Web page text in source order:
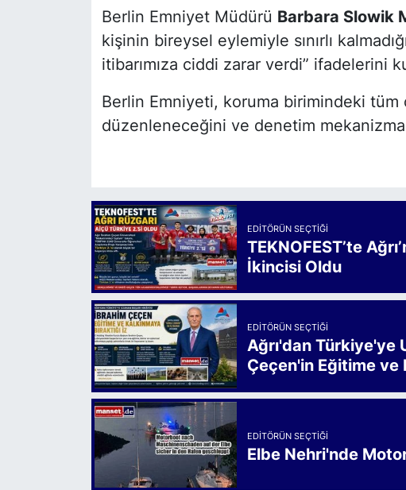
Berlin Emniyet Müdürü Barbara Slowik
kişinin bireysel eylemiyle sınırlı
itibarımıza ciddi zarar verdi” ifadelerini
Berlin Emniyeti, koruma birimindeki tüm
düzenleneceğini ve denetim
EDITÖRÜN SEÇTIĞI
TEKNOFEST’te
İkincisi Oldu
EDITÖRÜN SEÇTIĞI
Ağrı'dan Türkiye'ye
Çeçen'in Eğitime ve
EDITÖRÜN SEÇTIĞI
Elbe Nehri'nde